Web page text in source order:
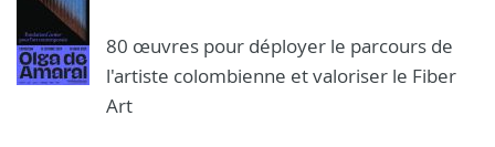
80 œuvres pour déployer le parcours de
l'artiste colombienne et valoriser le Fiber
Art